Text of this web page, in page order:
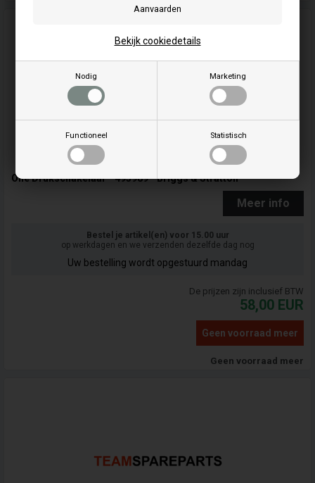
Nodig Marketing
Functioneel Statistisch
Bekijk cookiedetails
Olie Drukschakelaar - 493989 - Briggs & Stratton
Meer info
Bestel je artikel(en) voor 15.00 uur
op werkdagen en we verzenden dezelfde dag nog
Uw bestelling wordt opgestuurd mandag
De prijzen zijn inclusief BTW
58,00 EUR
Geen voorraad meer
Geen voorraad meer